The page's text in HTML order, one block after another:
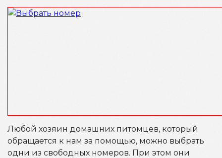
Любой хозяин домашних питомцев, который
обращается к нам за помощью, можно выбрать
одни из свободных номеров. При этом они